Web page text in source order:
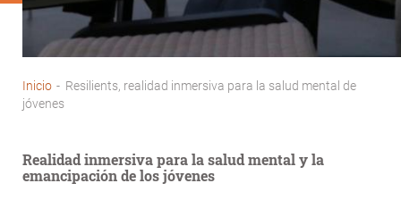
Sobrescribir
de
ayuda
Inicio - Resilients, realidad inmersiva para la salud mental de
jóvenes
Realidad inmersiva para la salud mental y la
emancipación de los jóvenes